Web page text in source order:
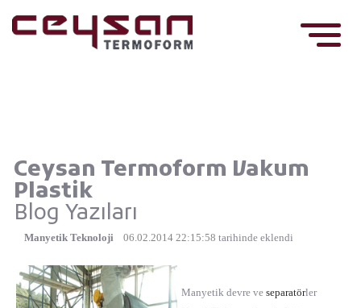
Ceysan Termoform Vakum
Plastik
Blog Yazıları
Manyetik Teknoloji 06.02.2014 22:15:58 tarihinde eklendi
Manyetik devre ve separatörler